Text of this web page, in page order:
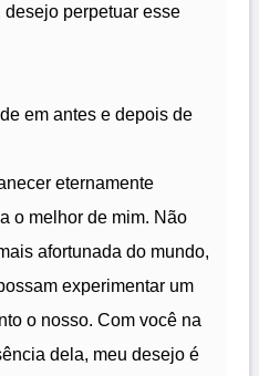
perpetuar esse
em antes e depois de
eternamente
o melhor de mim. Não
afortunada do mundo,
experimentar um
o nosso. Com você na
dela, meu desejo é